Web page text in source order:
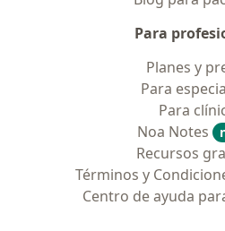
Para
Planes y
Para
Para
Noa Notes
Recursos
Términos y
Centro de ayuda